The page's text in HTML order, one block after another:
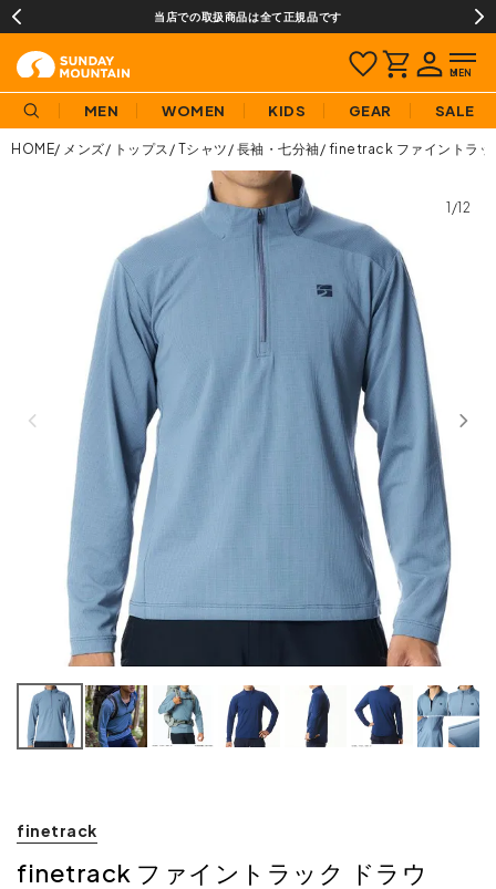
当店での取扱商品は全て正規品です
MEN WOMEN KIDS GEAR SALE
HOME メンズ トップス Tシャツ 長袖・七分袖 finetrack ファイントラッ
1/12
finetrack
finetrack ファイントラック ドラウ